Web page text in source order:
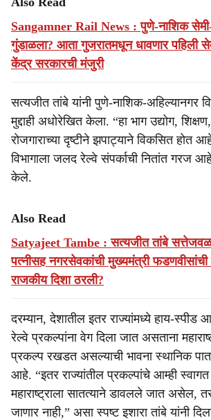
Sangamner Rail News : पुणे-नाशिक
गुंडाळला? आता गुजरातमधून धावणार पहिली
केंद्र सरकारची मंजुरी
सत्यजीत तांबे यांनी पुणे-नाशिक-अहिल्यानगर
मुद्दाही अधोरेखित केला. “हा भाग उद्योग,
रोजगाराच्या दृष्टीने झपाट्याने विकसित होत
विभागाला जलद रेल्वे संपर्काची नितांत गरज
केले.
Also Read
Satyajeet Tambe : सत्यजीत तांबे सत्तेजवळ?
पत्नीसह नगरसेवकांची मुख्यमंत्री
राजकीय दिशा ठरली?
दरम्यान, देशातील इतर राज्यांमध्ये हाय-स्पीड
रेल्वे प्रकल्पांना वेग दिला जात असताना
प्रकल्प रखडत असल्याची भावना स्थानिक
आहे. “इतर राज्यांतील प्रकल्पांचे आम्ही
महाराष्ट्राला सातत्याने डावलले जात असेल,
जाणार नाही,” असा स्पष्ट इशारा तांबे यांनी